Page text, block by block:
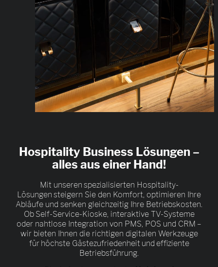
Hospitality Business Lösungen –
alles aus einer Hand!
Mit unseren spezialisierten Hospitality-
Lösungen steigern Sie den Komfort, optimieren Ihre
Abläufe und senken gleichzeitig Ihre Betriebskosten.
Ob Self-Service-Kioske, interaktive TV-Systeme
oder nahtlose Integration von PMS, POS und CRM –
wir bieten Ihnen die richtigen digitalen Werkzeuge
für höchste Gästezufriedenheit und effiziente
Betriebsführung.